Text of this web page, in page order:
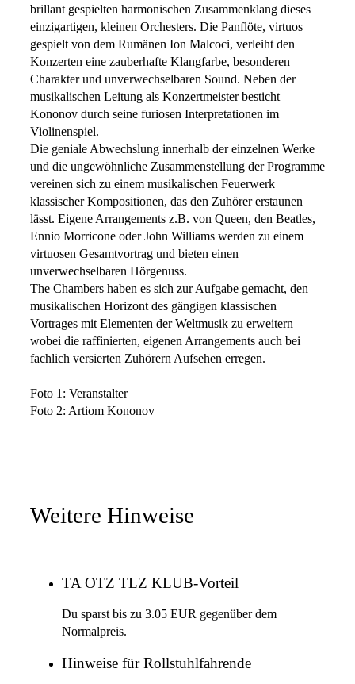
brillant gespielten harmonischen Zusammenklang dieses
einzigartigen, kleinen Orchesters. Die Panflöte, virtuos
gespielt von dem Rumänen Ion Malcoci, verleiht den
Konzerten eine zauberhafte Klangfarbe, besonderen
Charakter und unverwechselbaren Sound. Neben der
musikalischen Leitung als Konzertmeister besticht
Kononov durch seine furiosen Interpretationen im
Violinenspiel.
Die geniale Abwechslung innerhalb der einzelnen Werke
und die ungewöhnliche Zusammenstellung der Programme
vereinen sich zu einem musikalischen Feuerwerk
klassischer Kompositionen, das den Zuhörer erstaunen
lässt. Eigene Arrangements z.B. von Queen, den Beatles,
Ennio Morricone oder John Williams werden zu einem
virtuosen Gesamtvortrag und bieten einen
unverwechselbaren Hörgenuss.
The Chambers haben es sich zur Aufgabe gemacht, den
musikalischen Horizont des gängigen klassischen
Vortrages mit Elementen der Weltmusik zu erweitern –
wobei die raffinierten, eigenen Arrangements auch bei
fachlich versierten Zuhörern Aufsehen erregen.
Foto 1: Veranstalter
Foto 2: Artiom Kononov
Weitere Hinweise
TA OTZ TLZ KLUB-Vorteil
Du sparst bis zu 3.05 EUR gegenüber dem
Normalpreis.
Hinweise für Rollstuhlfahrende